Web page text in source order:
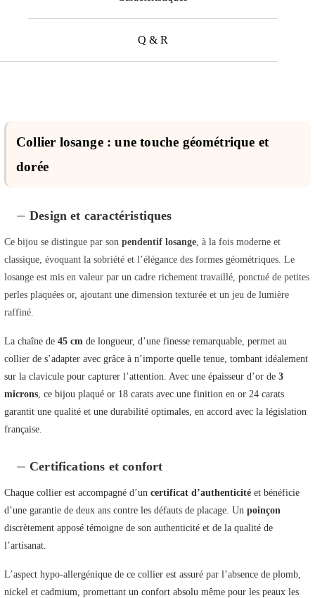
Q & R
Collier losange : une touche géométrique et
dorée
Design et caractéristiques
Ce bijou se distingue par son pendentif losange , à la fois moderne et
classique, évoquant la sobriété et l’élégance des formes géométriques. Le
losange est mis en valeur par un cadre richement travaillé, ponctué de petites
perles plaquées or, ajoutant une dimension texturée et un jeu de lumière
raffiné.
La chaîne de 45 cm de longueur, d’une finesse remarquable, permet au
collier de s’adapter avec grâce à n’importe quelle tenue, tombant idéalement
sur la clavicule pour capturer l’attention. Avec une épaisseur d’or de 3
microns , ce bijou plaqué or 18 carats avec une finition en or 24 carats
garantit une qualité et une durabilité optimales, en accord avec la législation
française.
Certifications et confort
Chaque collier est accompagné d’un certificat d’authenticité et bénéficie
d’une garantie de deux ans contre les défauts de placage. Un poinçon
discrètement apposé témoigne de son authenticité et de la qualité de
l’artisanat.
L’aspect hypo-allergénique de ce collier est assuré par l’absence de plomb,
nickel et cadmium, promettant un confort absolu même pour les peaux les